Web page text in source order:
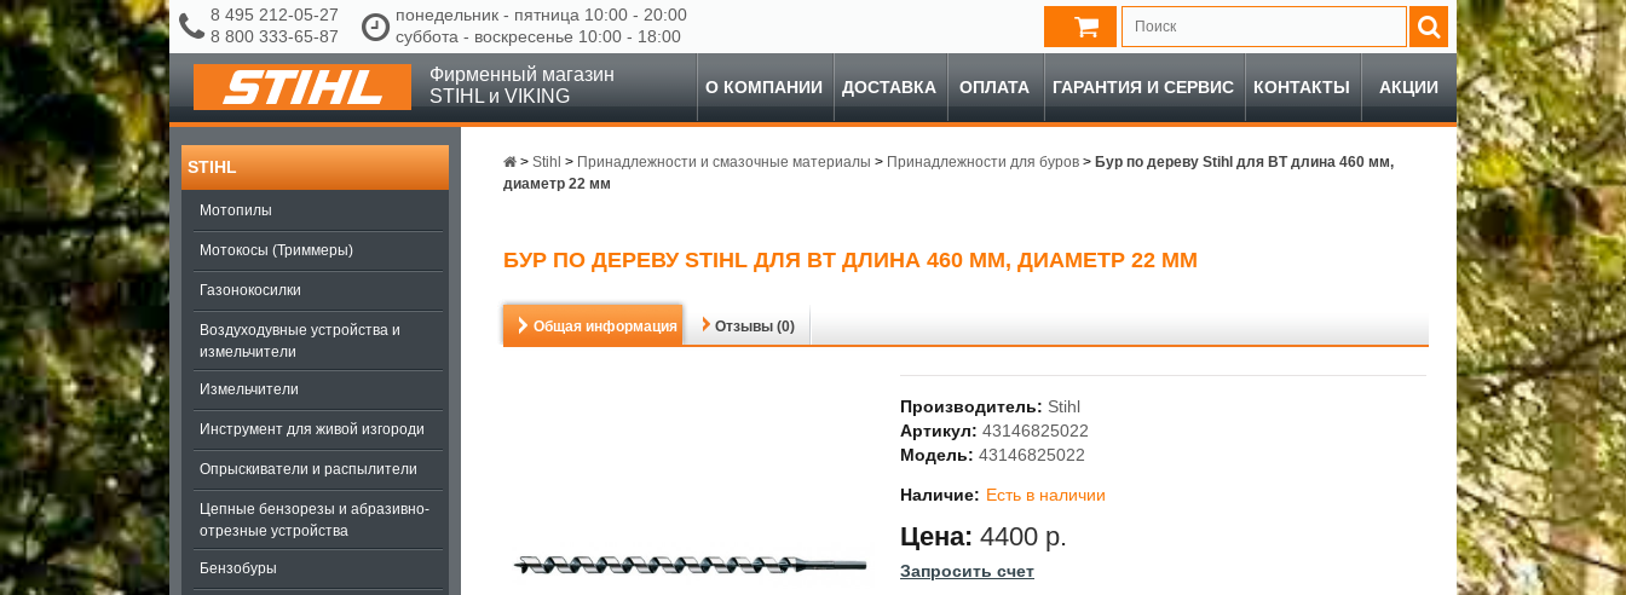
8 495 212-05-27
8 800 333-65-87
понедельник - пятница 10:00 - 20:00
суббота - воскресенье 10:00 - 18:00
Фирменный магазин
STIHL и VIKING
О КОМПАНИИ ДОСТАВКА ОПЛАТА ГАРАНТИЯ И СЕРВИС КОНТАКТЫ АКЦИИ
STIHL
Мотопилы
Мотокосы (Триммеры)
Газонокосилки
Воздуходувные устройства и
измельчители
Измельчители
Инструмент для живой изгороди
Опрыскиватели и распылители
Цепные бензорезы и абразивно-
отрезные устройства
Бензобуры
> Stihl > Принадлежности и смазочные материалы > Принадлежности для буров > Бур по дереву Stihl для BT длина 460 мм,
диаметр 22 мм
БУР ПО ДЕРЕВУ STIHL ДЛЯ BT ДЛИНА 460 ММ, ДИАМЕТР 22 ММ
Общая информация Отзывы (0)
Производитель: Stihl
Артикул: 43146825022
Модель: 43146825022
Наличие: Есть в наличии
Цена: 4400 р.
Запросить счет